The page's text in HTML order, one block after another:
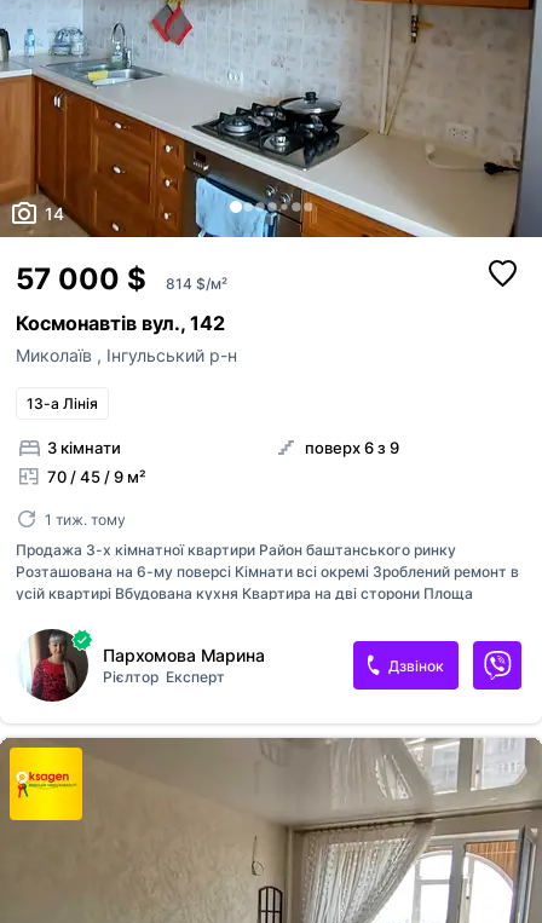
14
57 000 $ 814 $/м²
Космонавтів вул., 142
Миколаїв , Інгульський р-н
13-а Лінія
3 кімнати
70 / 45 / 9 м²
поверх 6 з 9
1 тиж. тому
Продажа 3-х кімнатної квартири Район баштанського ринку
Розташована на 6-му поверсі Кімнати всі окремі Зроблений ремонт в
усій квартирі Вбудована кухня Квартира на дві сторони Площа
Пархомова Марина
Рієлтор Експерт
Дзвінок